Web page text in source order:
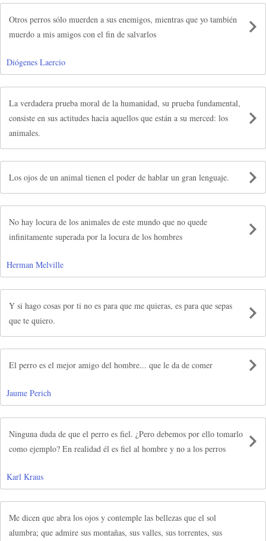
Otros perros sólo muerden a sus enemigos, mientras que yo también
muerdo a mis amigos con el fin de salvarlos
Diógenes Laercio
La verdadera prueba moral de la humanidad, su prueba fundamental,
consiste en sus actitudes hacia aquellos que están a su merced: los
animales.
Los ojos de un animal tienen el poder de hablar un gran lenguaje.
No hay locura de los animales de este mundo que no quede
infinitamente superada por la locura de los hombres
Herman Melville
Y si hago cosas por ti no es para que me quieras, es para que sepas
que te quiero.
El perro es el mejor amigo del hombre... que le da de comer
Jaume Perich
Ninguna duda de que el perro es fiel. ¿Pero debemos por ello tomarlo
como ejemplo? En realidad él es fiel al hombre y no a los perros
Karl Kraus
Me dicen que abra los ojos y contemple las bellezas que el sol
alumbra; que admire sus montañas, sus valles, sus torrentes, sus